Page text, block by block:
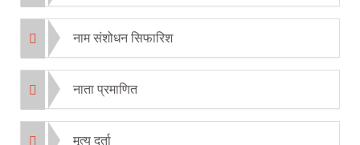
नाम संशोधन सिफारिश
नाता प्रमाणित
मृत्यु दर्ता